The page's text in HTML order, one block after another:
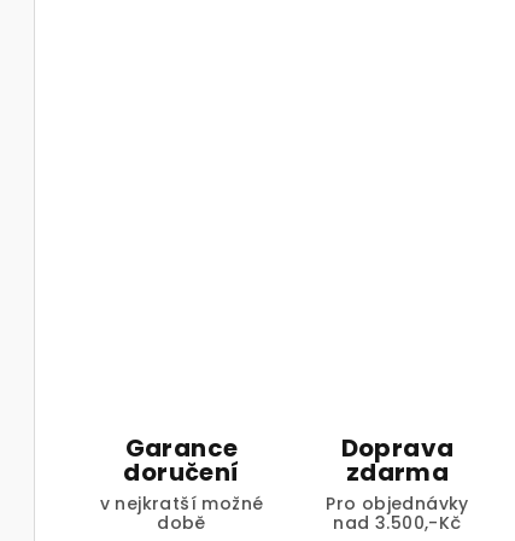
Garance
doručení
v nejkratší možné
době
Doprava
zdarma
Pro objednávky
nad 3.500,-Kč